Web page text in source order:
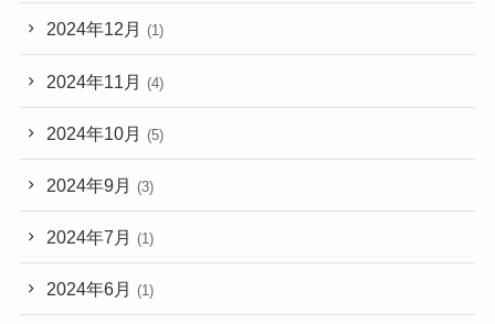
2024年12月 (1)
2024年11月 (4)
2024年10月 (5)
2024年9月 (3)
2024年7月 (1)
2024年6月 (1)